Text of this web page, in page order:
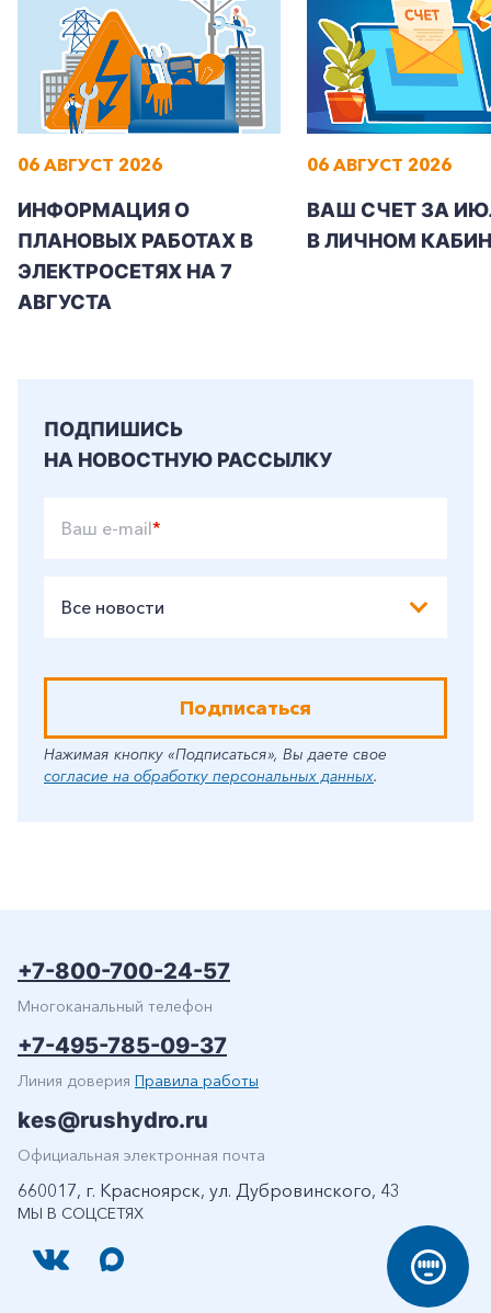
06 АВГУСТ 2026
ИНФОРМАЦИЯ О
ПЛАНОВЫХ РАБОТАХ В
ЭЛЕКТРОСЕТЯХ НА 7
АВГУСТА
06 АВГУСТ 2026
ВАШ СЧЕТ ЗА
В ЛИЧНОМ
ПОДПИШИСЬ
НА НОВОСТНУЮ РАССЫЛКУ
Ваш e-mail*
Все новости
Подписаться
Нажимая кнопку «Подписаться», Вы даете свое
согласие на обработку персональных данных.
МЫ В СОЦСЕТЯХ
+7-800-700-24-57
Многоканальный телефон
+7-495-785-09-37
Линия доверия Правила работы
kes@rushydro.ru
Официальная электронная почта
660017, г. Красноярск, ул. Дубровинского, 43